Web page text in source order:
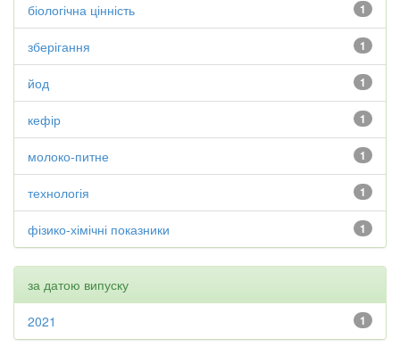
1
біологічна цінність
1
зберігання
1
йод
1
кефір
1
молоко-питне
1
технологія
1
фізико-хімічні показники
за датою випуску
1
2021